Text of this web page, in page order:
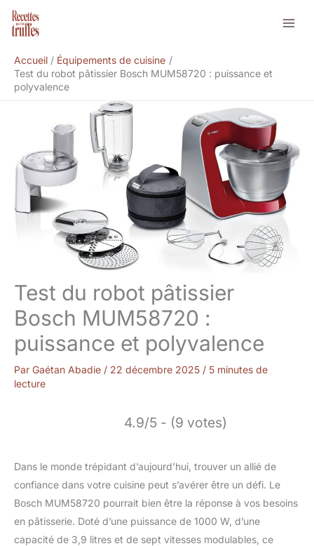
Aller
Accueil
Équipements de cuisine
Test du robot pâtissier Bosch MUM58720 : puissance et
polyvalence
Test du robot pâtissier
Bosch MUM58720 :
puissance et polyvalence
Par Gaétan Abadie / 22 décembre 2025 / 5 minutes de
lecture
4.9/5 - (9 votes)
Dans le monde trépidant d’aujourd’hui, trouver un allié de
confiance dans votre cuisine peut s’avérer être un défi. Le
Bosch MUM58720 pourrait bien être la réponse à vos besoins
en pâtisserie. Doté d’une puissance de 1000 W, d’une
capacité de 3,9 litres et de sept vitesses modulables, ce
Rechercher